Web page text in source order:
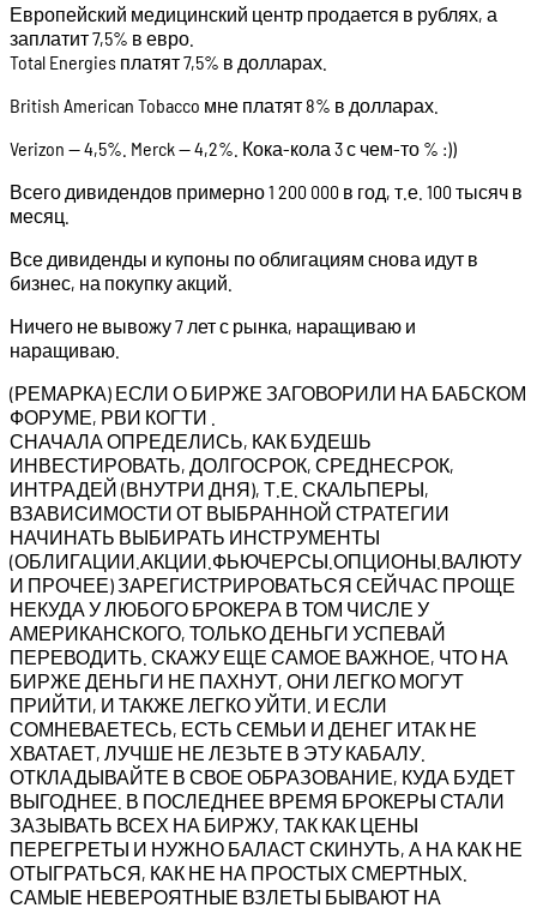
Европейский медицинский центр продается в рублях, а
заплатит 7,5% в евро.
Total Energies платят 7,5% в долларах.
British American Tobacco мне платят 8% в долларах.
Verizon — 4,5%. Merck — 4,2%. Кока-кола 3 с чем-то % :))
Всего дивидендов примерно 1 200 000 в год, т.е. 100 тысяч в
месяц.
Все дивиденды и купоны по облигациям снова идут в
бизнес, на покупку акций.
Ничего не вывожу 7 лет с рынка, наращиваю и
наращиваю.
(РЕМАРКА) ЕСЛИ О БИРЖЕ ЗАГОВОРИЛИ НА БАБСКОМ
ФОРУМЕ, РВИ КОГТИ .
СНАЧАЛА ОПРЕДЕЛИСЬ, КАК БУДЕШЬ
ИНВЕСТИРОВАТЬ, ДОЛГОСРОК, СРЕДНЕСРОК,
ИНТРАДЕЙ (ВНУТРИ ДНЯ), Т.Е. СКАЛЬПЕРЫ,
ВЗАВИСИМОСТИ ОТ ВЫБРАННОЙ СТРАТЕГИИ
НАЧИНАТЬ ВЫБИРАТЬ ИНСТРУМЕНТЫ
(ОБЛИГАЦИИ.АКЦИИ.ФЬЮЧЕРСЫ.ОПЦИОНЫ.ВАЛЮТУ
И ПРОЧЕЕ) ЗАРЕГИСТРИРОВАТЬСЯ СЕЙЧАС ПРОЩЕ
НЕКУДА У ЛЮБОГО БРОКЕРА В ТОМ ЧИСЛЕ У
АМЕРИКАНСКОГО, ТОЛЬКО ДЕНЬГИ УСПЕВАЙ
ПЕРЕВОДИТЬ. СКАЖУ ЕЩЕ САМОЕ ВАЖНОЕ, ЧТО НА
БИРЖЕ ДЕНЬГИ НЕ ПАХНУТ, ОНИ ЛЕГКО МОГУТ
ПРИЙТИ, И ТАКЖЕ ЛЕГКО УЙТИ. И ЕСЛИ
СОМНЕВАЕТЕСЬ, ЕСТЬ СЕМЬИ И ДЕНЕГ ИТАК НЕ
ХВАТАЕТ, ЛУЧШЕ НЕ ЛЕЗЬТЕ В ЭТУ КАБАЛУ.
ОТКЛАДЫВАЙТЕ В СВОЕ ОБРАЗОВАНИЕ, КУДА БУДЕТ
ВЫГОДНЕЕ. В ПОСЛЕДНЕЕ ВРЕМЯ БРОКЕРЫ СТАЛИ
ЗАЗЫВАТЬ ВСЕХ НА БИРЖУ, ТАК КАК ЦЕНЫ
ПЕРЕГРЕТЫ И НУЖНО БАЛАСТ СКИНУТЬ, А НА КАК НЕ
ОТЫГРАТЬСЯ, КАК НЕ НА ПРОСТЫХ СМЕРТНЫХ.
САМЫЕ НЕВЕРОЯТНЫЕ ВЗЛЕТЫ БЫВАЮТ НА